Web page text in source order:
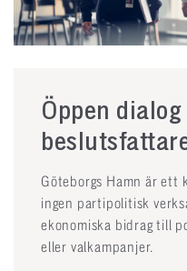
Öppen dialog
Göteborgs Hamn är ett
ingen partipolitisk
ekonomiska bidrag till
eller valkampanjer.